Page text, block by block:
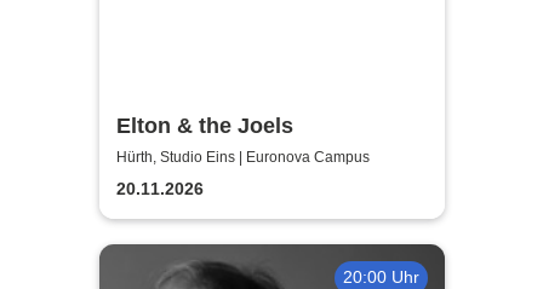
Elton & the Joels
Hürth, Studio Eins | Euronova Campus
20.11.2026
20:00 Uhr